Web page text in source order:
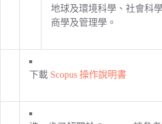
地球及環境科學、社會科
商學及管理學。
下載 Scopus 操作說明書